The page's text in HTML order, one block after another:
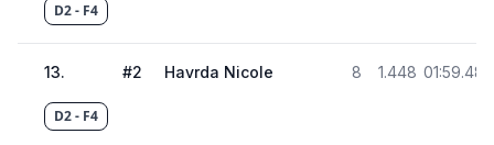
D2 - F4
13. #2 Havrda Nicole 8 1.448 01:59.489
D2 - F4